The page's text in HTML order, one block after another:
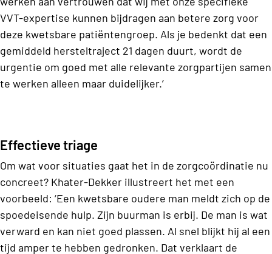
VVT-expertise kunnen bijdragen aan betere zorg voor
deze kwetsbare patiëntengroep. Als je bedenkt dat een
gemiddeld hersteltraject 21 dagen duurt, wordt de
urgentie om goed met alle relevante zorgpartijen samen
te werken alleen maar duidelijker.’
Effectieve triage
Om wat voor situaties gaat het in de zorgcoördinatie nu
concreet? Khater-Dekker illustreert het met een
voorbeeld: ‘Een kwetsbare oudere man meldt zich op de
spoedeisende hulp. Zijn buurman is erbij. De man is wat
verward en kan niet goed plassen. Al snel blijkt hij al een
tijd amper te hebben gedronken. Dat verklaart de